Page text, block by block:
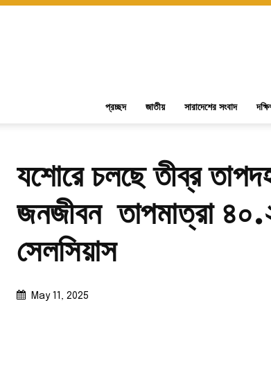
প্রচ্ছদ জাতীয় সারাদেশের সংবাদ
যশোরে চলছে তীব্র
জনজীবন তাপমাত্রা
সেলসিয়াস
May 11, 2025